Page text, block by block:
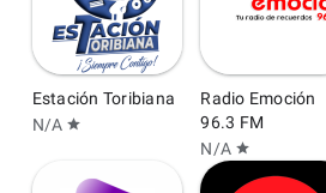
Estación Toribiana
N/A star
Radio Emoción
96.3 FM
N/A star